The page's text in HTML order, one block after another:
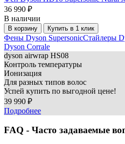
36 990 ₽
В наличии
В корзину Купить в 1 клик
Фены Dyson SupersonicСтайлеры
Dyson Corrale
dyson airwrap HS08
Контроль температуры
Ионизация
Для разных типов волос
Успей купить по выгодной цене!
39 990 ₽
Подробнее
FAQ - Часто задаваемые